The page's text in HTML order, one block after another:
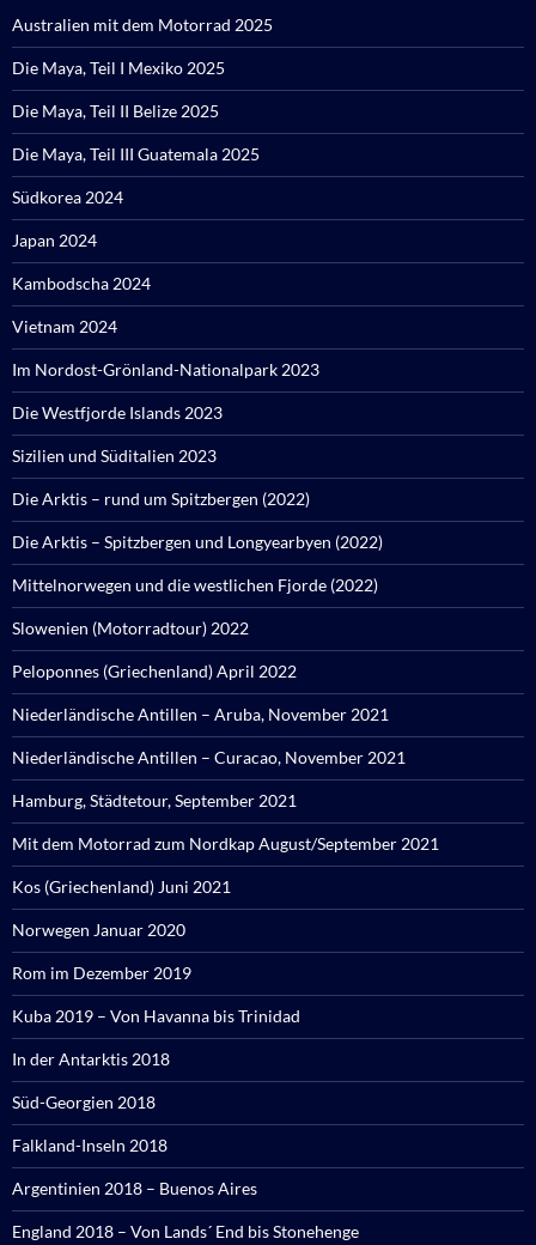
Australien mit dem Motorrad 2025
Die Maya, Teil I Mexiko 2025
Die Maya, Teil II Belize 2025
Die Maya, Teil III Guatemala 2025
Südkorea 2024
Japan 2024
Kambodscha 2024
Vietnam 2024
Im Nordost-Grönland-Nationalpark 2023
Die Westfjorde Islands 2023
Sizilien und Süditalien 2023
Die Arktis – rund um Spitzbergen (2022)
Die Arktis – Spitzbergen und Longyearbyen (2022)
Mittelnorwegen und die westlichen Fjorde (2022)
Slowenien (Motorradtour) 2022
Peloponnes (Griechenland) April 2022
Niederländische Antillen – Aruba, November 2021
Niederländische Antillen – Curacao, November 2021
Hamburg, Städtetour, September 2021
Mit dem Motorrad zum Nordkap August/September 2021
Kos (Griechenland) Juni 2021
Norwegen Januar 2020
Rom im Dezember 2019
Kuba 2019 – Von Havanna bis Trinidad
In der Antarktis 2018
Süd-Georgien 2018
Falkland-Inseln 2018
Argentinien 2018 – Buenos Aires
England 2018 – Von Lands´ End bis Stonehenge